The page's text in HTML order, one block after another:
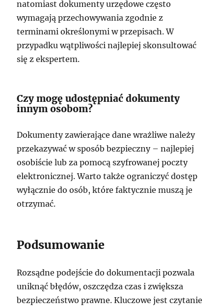
natomiast dokumenty urzędowe często
wymagają przechowywania zgodnie z
terminami określonymi w przepisach. W
przypadku wątpliwości najlepiej skonsultować
się z ekspertem.
Czy mogę udostępniać dokumenty
innym osobom?
Dokumenty zawierające dane wrażliwe należy
przekazywać w sposób bezpieczny – najlepiej
osobiście lub za pomocą szyfrowanej poczty
elektronicznej. Warto także ograniczyć dostęp
wyłącznie do osób, które faktycznie muszą je
otrzymać.
Podsumowanie
Rozsądne podejście do dokumentacji pozwala
uniknąć błędów, oszczędza czas i zwiększa
bezpieczeństwo prawne. Kluczowe jest czytanie